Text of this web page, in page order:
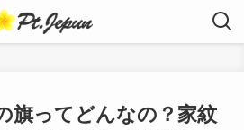
旗ってどんなの？家紋